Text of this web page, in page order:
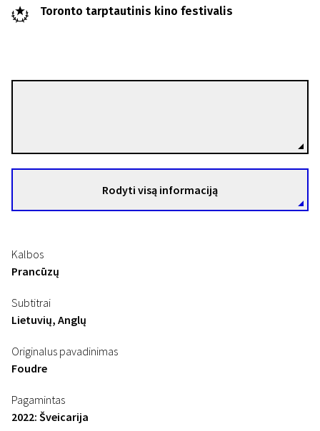
Toronto tarptautinis kino festivalis
Rodyti visą informaciją
Kalbos
Prancūzų
Subtitrai
Lietuvių, Anglų
Originalus pavadinimas
Foudre
Pagamintas
2022: Šveicarija